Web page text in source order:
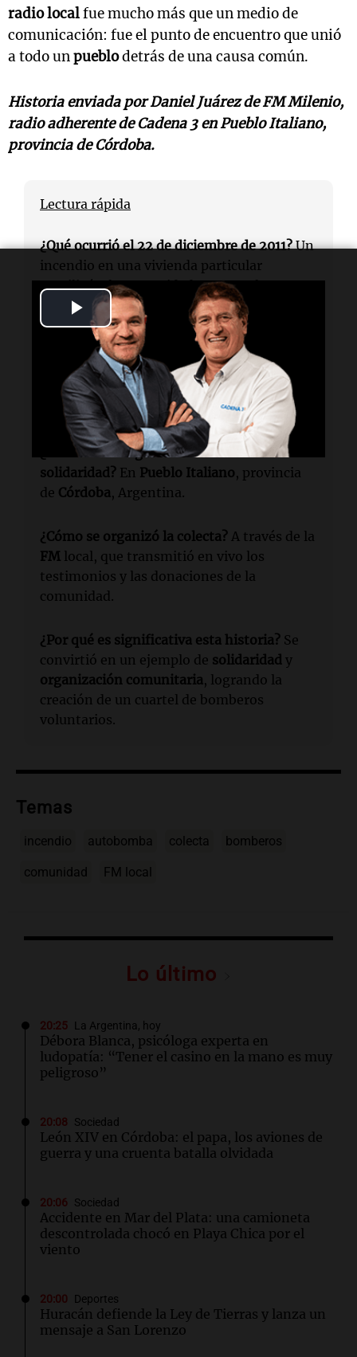
Play
Video
radio localfue mucho más que un medio de
comunicación: fue el punto de encuentro que unió
a todo unpueblodetrás de una causa común.
Historia enviada porDaniel JuárezdeFM Milenio,
radio adherente deCadena 3enPueblo Italiano,
provincia deCórdoba.
Lectura rápida
¿Qué ocurrió el 22 de diciembre de 2011?Un
incendio en una vivienda particular
movilizó a la comunidad para recolectar
fondos y comprar una autobomba.
¿Quién fue uno de los impulsores de la
colecta? Daniel Juárezfue uno de los
principales organizadores de la movida
solidaria.
¿Dónde tuvo lugar esta historia de
solidaridad? En Pueblo Italiano, provincia
de Córdoba, Argentina.
¿Cómo se organizó la colecta? A través de la
FM local, que transmitió en vivo los
testimonios y las donaciones de la
comunidad.
¿Por qué es significativa esta historia? Se
convirtió en un ejemplo de solidaridad y
organización comunitaria, logrando la
creación de un cuartel de bomberos
voluntarios.
Temas
incendio autobomba colecta bomberos
comunidad FM local
Lo último
20:25 La Argentina, hoy
Débora Blanca, psicóloga experta en
ludopatía: “Tener el casino en la mano es muy
peligroso”
20:08 Sociedad
León XIV en Córdoba: el papa, los aviones de
guerra y una cruenta batalla olvidada
20:06 Sociedad
Accidente en Mar del Plata: una camioneta
descontrolada chocó en Playa Chica por el
viento
20:00 Deportes
Huracán defiende la Ley de Tierras y lanza un
mensaje a San Lorenzo